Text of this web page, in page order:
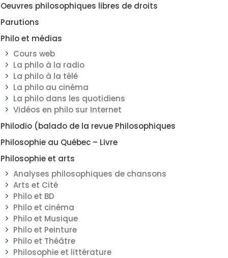
Oeuvres philosophiques libres de droits
Parutions
Philo et médias
Cours web
La philo à la radio
La philo à la télé
La philo au cinéma
La philo dans les quotidiens
Vidéos en philo sur Internet
Philodio (balado de la revue Philosophiques
Philosophie au Québec – Livre
Philosophie et arts
Analyses philosophiques de chansons
Arts et Cité
Philo et BD
Philo et cinéma
Philo et Musique
Philo et Peinture
Philo et Théâtre
Philosophie et littérature